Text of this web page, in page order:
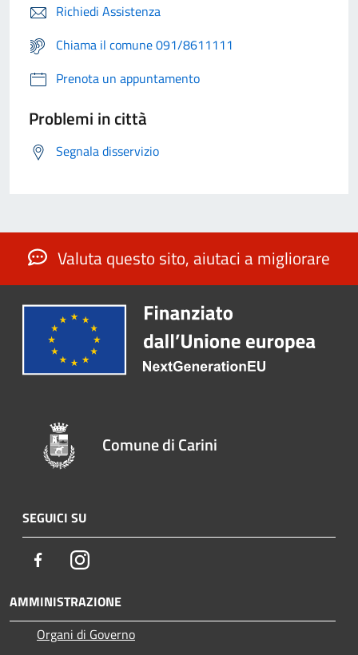
Richiedi Assistenza
Chiama il comune 091/8611111
Prenota un appuntamento
Problemi in città
Segnala disservizio
Valuta questo sito, aiutaci a migliorare
Comune di Carini
SEGUICI SU
FacebookInstagram
AMMINISTRAZIONE
Organi di Governo